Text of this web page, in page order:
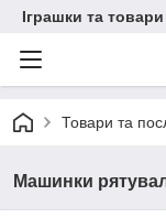
Іграшки та
Товари та
Машинки